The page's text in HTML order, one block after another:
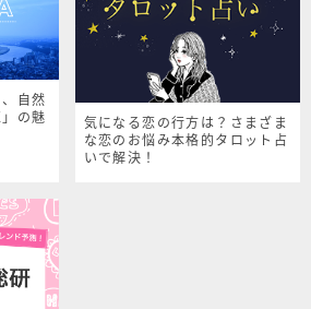
自然
の魅
気になる恋の行方は？さまざま
な恋のお悩み本格的タロット占
いで解決！